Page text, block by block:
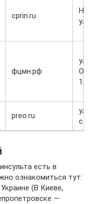
cprin.ru
ул.,
фцмн.рф
ул.
1,
preo.ru
ул.
есть в
ознакомиться тут:
(В Киеве,
—